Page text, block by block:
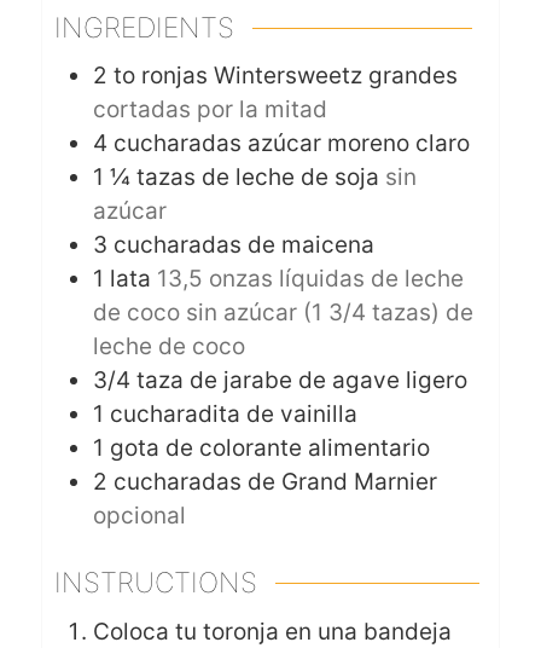
INGREDIENTS
2 to ronjas Wintersweetz grandes
cortadas por la mitad
4 cucharadas azúcar moreno claro
1 ¼ tazas de leche de soja sin
azúcar
3 cucharadas de maicena
1 lata 13,5 onzas líquidas de leche
de coco sin azúcar (1 3/4 tazas) de
leche de coco
3/4 taza de jarabe de agave ligero
1 cucharadita de vainilla
1 gota de colorante alimentario
2 cucharadas de Grand Marnier
opcional
INSTRUCTIONS
Coloca tu toronja en una bandeja